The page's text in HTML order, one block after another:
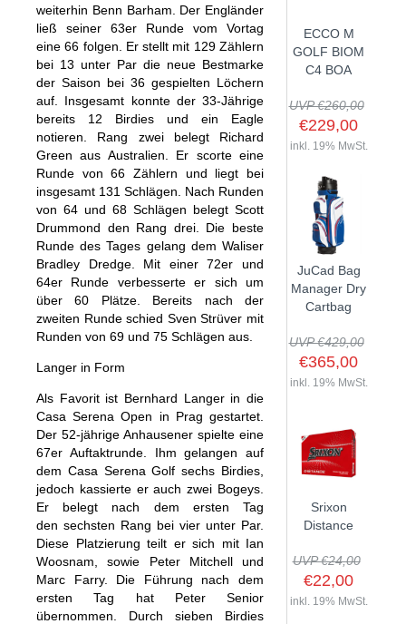
DRIVER
FAIRWAYHÖLZER
EISENSÄTZE
WEDGES
HYBRIDS
DRIVING EISEN
PUTTER
KINDER GOLFSCHLÄGER
HEADS
SHAFTS
DEMOSCHLÄGER
BAGS
CARTBAGS
STANDBAGS
TRAVELBAGS
SONSTIGE BAGS
TROLLIES
PUSH- & PULLTROLLIES
ELEKTROTROLLIES
TROLLEY ZUBEHÖR
BÄLLE
GOLFBÄLLE
LOGOBÄLLE
SCHUHE
HERREN GOLFSCHUHE
DAMEN GOLFSCHUHE
KINDER GOLFSCHUHE
BEKLEIDUNG
DAMEN
CAPS
GÜRTEL & SOCKEN
HANDSCHUHE
HERREN GOLFHANDSCHUHE
DAMEN GOLFHANDSCHUHE
KINDER GOLFHANDSCHUHE
ZUBEHÖR
ENTFERNUNGSMESSER
REGENSCHIRME
HANDTÜCHER
ACCESSOIRES
TRAININGSHILFEN
MONTAGE
KOMPONENTEN
GRIFFE
GUTSCHEINE
GUTSCHEINE
SALE
GOLFSCHLÄGER
BAGS
TROLLIES
BÄLLE
SCHUHE
BEKLEIDUNG
HANDSCHUHE
ZUBEHÖR
EVENTS
GOLFKURSE
GUTSCHEINE
weiterhin Benn Barham. Der Engländer
ließ seiner 63er Runde vom Vortag
eine 66 folgen. Er stellt mit 129 Zählern
bei 13 unter Par die neue Bestmarke
der Saison bei 36 gespielten Löchern
auf. Insgesamt konnte der 33-Jährige
bereits 12 Birdies und ein Eagle
notieren. Rang zwei belegt Richard
Green aus Australien. Er scorte eine
Runde von 66 Zählern und liegt bei
insgesamt 131 Schlägen. Nach Runden
von 64 und 68 Schlägen belegt Scott
Drummond den Rang drei. Die beste
Runde des Tages gelang dem Waliser
Bradley Dredge. Mit einer 72er und
64er Runde verbesserte er sich um
über 60 Plätze. Bereits nach der
zweiten Runde schied Sven Strüver mit
Runden von 69 und 75 Schlägen aus.
Langer in Form
Als Favorit ist Bernhard Langer in die
Casa Serena Open in Prag gestartet.
Der 52-jährige Anhausener spielte eine
67er Auftaktrunde. Ihm gelangen auf
dem Casa Serena Golf sechs Birdies,
jedoch kassierte er auch zwei Bogeys.
Er belegt nach dem ersten Tag
den sechsten Rang bei vier unter Par.
Diese Platzierung teilt er sich mit Ian
Woosnam, sowie Peter Mitchell und
Marc Farry. Die Führung nach dem
ersten Tag hat Peter Senior
übernommen. Durch sieben Birdies
ECCO M
GOLF BIOM
C4 BOA
UVP €260,00
€229,00
inkl. 19% MwSt.
JuCad Bag
Manager Dry
Cartbag
UVP €429,00
€365,00
inkl. 19% MwSt.
Srixon
Distance
UVP €24,00
€22,00
inkl. 19% MwSt.